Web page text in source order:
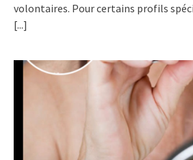
volontaires. Pour certains profils
[...]